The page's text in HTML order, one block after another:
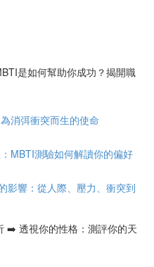
是如何幫助你成功？揭開職
消弭衝突而生的使命
MBTI測驗如何解讀你的偏好
影響：從人際、壓力、衝突到
➡️ 透視你的性格：測評你的天